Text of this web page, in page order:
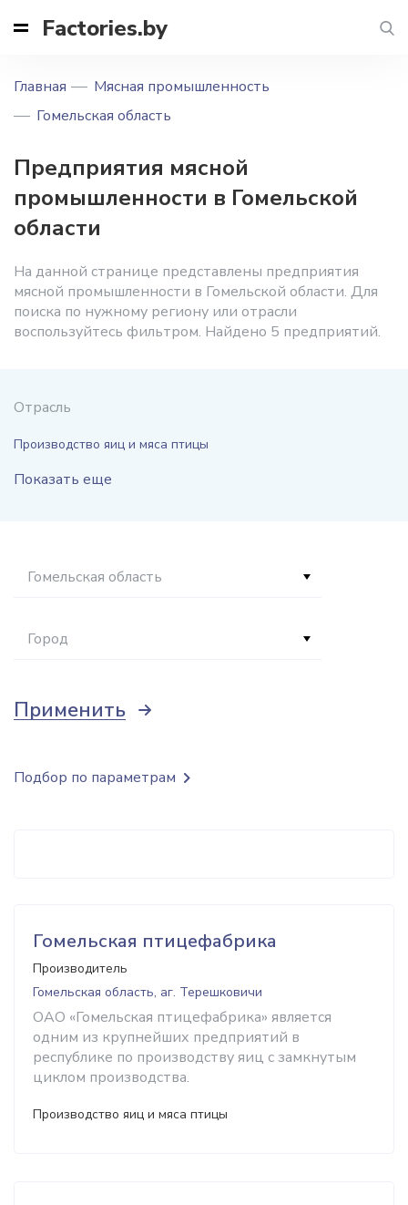
Factories.by
Главная
Мясная промышленность
Гомельская область
Предприятия мясной
промышленности в Гомельской
области
На данной странице представлены предприятия
мясной промышленности в Гомельской области. Для
поиска по нужному региону или отрасли
воспользуйтесь фильтром. Найдено 5 предприятий.
Отрасль
Производство яиц и мяса птицы
Показать еще
Гомельская область
Город
Применить
Гомельская птицефабрика
Производитель
Гомельская область, аг. Терешковичи
ОАО «Гомельская птицефабрика» является
одним из крупнейших предприятий в
республике по производству яиц с замкнутым
циклом производства.
Производство яиц и мяса птицы
Подбор по параметрам